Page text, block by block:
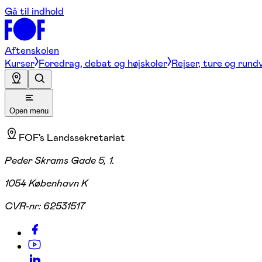
Gå til indhold
Aftenskolen
Kurser Foredrag, debat og højskoler Rejser, ture og
Open menu
FOF's Landssekretariat
Peder Skrams Gade 5, 1.
1054 København K
CVR-nr: 62531517